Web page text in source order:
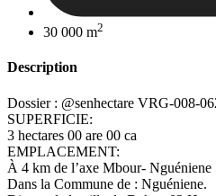
30 000 m2
Description
Dossier : @senhectare VRG-008-
SUPERFICIE:
3 hectares 00 are 00 ca
EMPLACEMENT:
À 4 km de l’axe Mbour- Nguéniene
Dans la Commune de : Nguéniene.